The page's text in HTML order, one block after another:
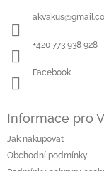
akvakus@
+420 773 938 928
Facebook
Informace pro
Jak nakupovat
Obchodní podmínky